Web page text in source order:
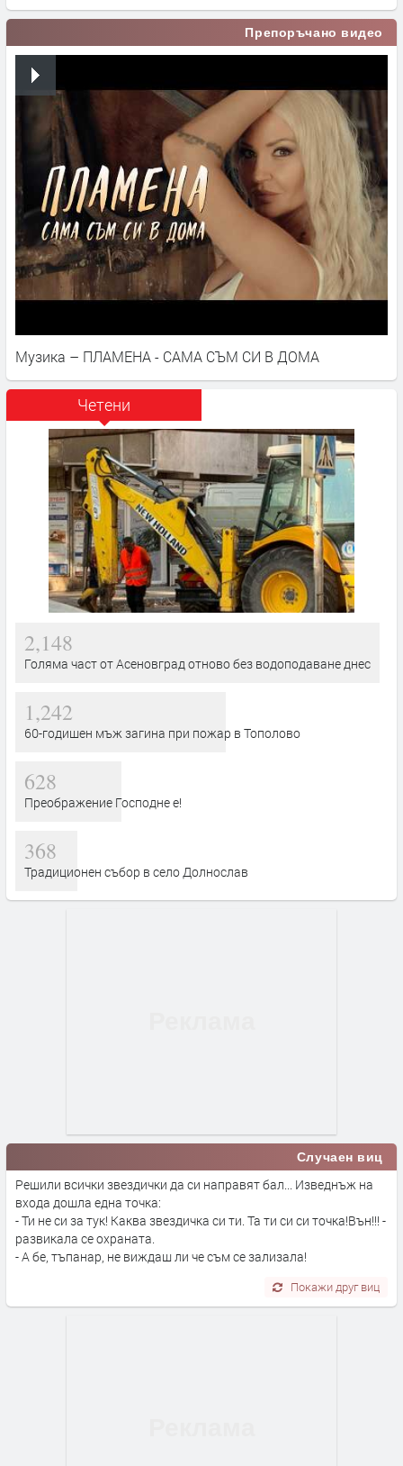
Препоръчано видео
Музика – ПЛАМЕНА - САМА СЪМ СИ В ДОМА
Четени
2,148
Голяма част от Асеновград отново без водоподаване днес
1,242
60-годишен мъж загина при пожар в Тополово
628
Преображение Господне е!
368
Традиционен събор в село Долнослав
Случаен виц
Решили всички звездички да си направят бал... Изведнъж на
входа дошла една точка:
- Ти не си за тук! Каква звездичка си ти. Та ти си си точка!Вън!!! -
развикала се охраната.
- А бе, тъпанар, не виждаш ли че съм се зализала!
Покажи друг виц